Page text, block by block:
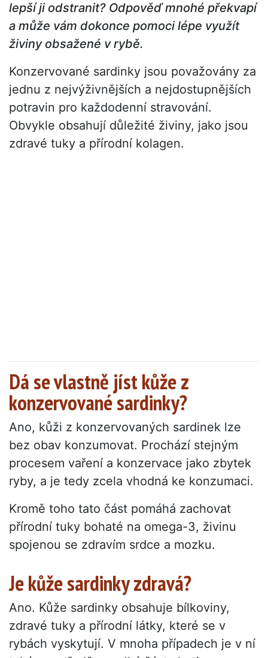
lepší ji odstranit? Odpověď mnohé překvapí
a může vám dokonce pomoci lépe využít
živiny obsažené v rybě.
Konzervované sardinky jsou považovány za
jednu z nejvýživnějších a nejdostupnějších
potravin pro každodenní stravování.
Obvykle obsahují důležité živiny, jako jsou
zdravé tuky a přírodní kolagen.
Dá se vlastně jíst kůže z
konzervované sardinky?
Ano, kůži z konzervovaných sardinek lze
bez obav konzumovat. Prochází stejným
procesem vaření a konzervace jako zbytek
ryby, a je tedy zcela vhodná ke konzumaci.
Kromě toho tato část pomáhá zachovat
přírodní tuky bohaté na omega-3, živinu
spojenou se zdravím srdce a mozku.
Je kůže sardinky zdravá?
Ano. Kůže sardinky obsahuje bílkoviny,
zdravé tuky a přírodní látky, které se v
rybách vyskytují. V mnoha případech je v ní